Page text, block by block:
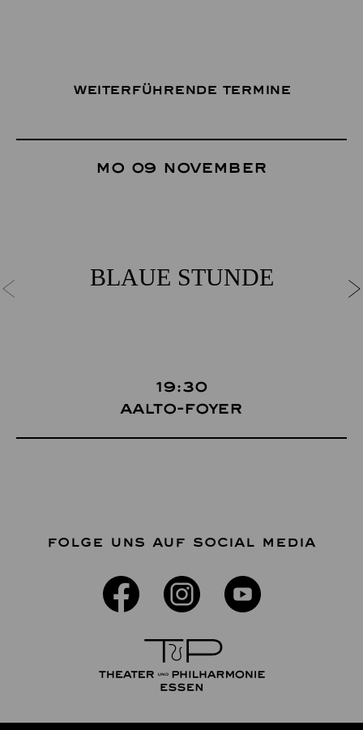
Weiterführende Termine
Mo 09 November
BLAUE STUNDE
19:30
Aalto-Foyer
FOLGE UNS AUF SOCIAL MEDIA